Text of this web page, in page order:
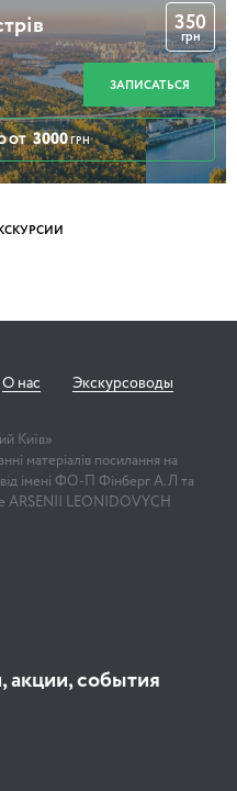
350
грн
ЗАПИСАТЬСЯ
ОТ 3000 ГРН
О нас Экскурсоводы
Київ»
матеріалів посилання на
імені ФО-П Фінберг А.Л та
LEONIDOVYCH
акции, события